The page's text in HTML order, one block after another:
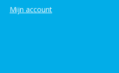
Mijn account